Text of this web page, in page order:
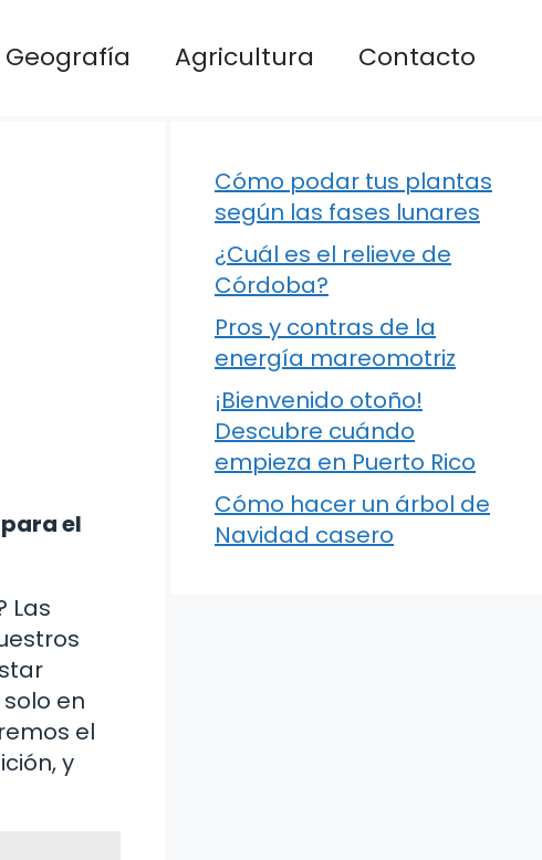
Geografía Agricultura Contacto
el
Las
en
el
y
Cómo podar tus plantas
según las fases lunares
¿Cuál es el relieve de
Córdoba?
Pros y contras de la
energía mareomotriz
¡Bienvenido otoño!
Descubre cuándo
empieza en Puerto Rico
Cómo hacer un árbol de
Navidad casero